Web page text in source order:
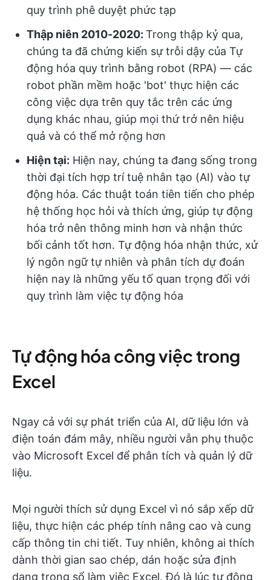
quy trình phê duyệt phức tạp
Thập niên 2010-2020: Trong thập kỷ qua,
chúng ta đã chứng kiến sự trỗi dậy của Tự
động hóa quy trình bằng robot (RPA) — các
robot phần mềm hoặc 'bot' thực hiện các
công việc dựa trên quy tắc trên các ứng
dụng khác nhau, giúp mọi thứ trở nên hiệu
quả và có thể mở rộng hơn
Hiện tại: Hiện nay, chúng ta đang sống trong
thời đại tích hợp trí tuệ nhân tạo (AI) vào tự
động hóa. Các thuật toán tiên tiến cho phép
hệ thống học hỏi và thích ứng, giúp tự động
hóa trở nên thông minh hơn và nhận thức
bối cảnh tốt hơn. Tự động hóa nhận thức, xử
lý ngôn ngữ tự nhiên và phân tích dự đoán
hiện nay là những yếu tố quan trọng đối với
quy trình làm việc tự động hóa
Tự động hóa công việc trong
Excel
Ngay cả với sự phát triển của AI, dữ liệu lớn và
điện toán đám mây, nhiều người vẫn phụ thuộc
vào Microsoft Excel để phân tích và quản lý dữ
liệu.
Mọi người thích sử dụng Excel vì nó sắp xếp dữ
liệu, thực hiện các phép tính nâng cao và cung
cấp thông tin chi tiết. Tuy nhiên, không ai thích
dành thời gian sao chép, dán hoặc sửa định
dạng trong sổ làm việc Excel. Đó là lúc tự động